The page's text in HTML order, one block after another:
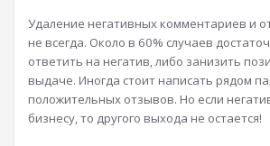
Удаление негативных комментариев и
не всегда. Около в 60% случаев
ответить на негатив, либо занизить
выдаче. Иногда стоит написать рядом
положительных отзывов. Но если
бизнесу, то другого выхода не остается!